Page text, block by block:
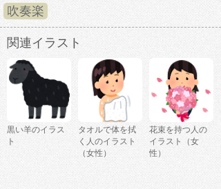
吹奏楽
関連イラスト
黒い羊のイラス
ト
タオルで体を拭
く人のイラスト
（女性）
花束を持つ人の
イラスト（女
性）